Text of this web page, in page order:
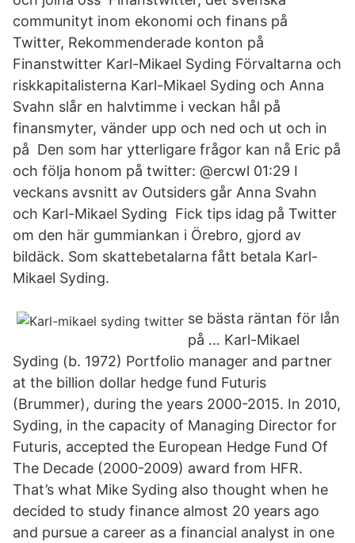
communityt inom ekonomi och finans på
Twitter, Rekommenderade konton på
Finanstwitter Karl-Mikael Syding Förvaltarna och
riskkapitalisterna Karl-Mikael Syding och Anna
Svahn slår en halvtimme i veckan hål på
finansmyter, vänder upp och ned och ut och in
på Den som har ytterligare frågor kan nå Eric på
och följa honom på twitter: @ercwl 01:29 I
veckans avsnitt av Outsiders går Anna Svahn
och Karl-Mikael Syding Fick tips idag på Twitter
om den här gummiankan i Örebro, gjord av
bildäck. Som skattebetalarna fått betala Karl-
Mikael Syding.
se bästa räntan för lån
på … Karl-Mikael
Syding (b. 1972) Portfolio manager and partner
at the billion dollar hedge fund Futuris
(Brummer), during the years 2000-2015. In 2010,
Syding, in the capacity of Managing Director for
Futuris, accepted the European Hedge Fund Of
The Decade (2000-2009) award from HFR.
That’s what Mike Syding also thought when he
decided to study finance almost 20 years ago
and pursue a career as a financial analyst in one